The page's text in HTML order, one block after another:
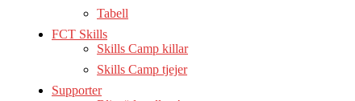
Tabell
FCT Skills
Skills Camp killar
Skills Camp tjejer
Supporter